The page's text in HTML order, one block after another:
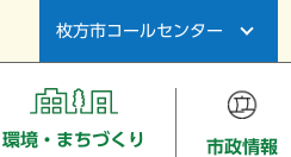
枚方市コールセンター
環境・まちづくり 市政情報